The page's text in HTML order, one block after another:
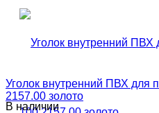
Уголок внутренний ПВХ для
2157.00 золото
В наличии